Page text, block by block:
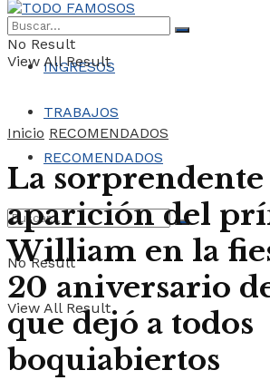
COCHES
INGRESOS
TRABAJOS
RECOMENDADOS
No Result
View All Result
No Result
View All Result
Inicio RECOMENDADOS
La sorprendente
aparición del
William en la
20 aniversario
que dejó a todos
boquiabiertos